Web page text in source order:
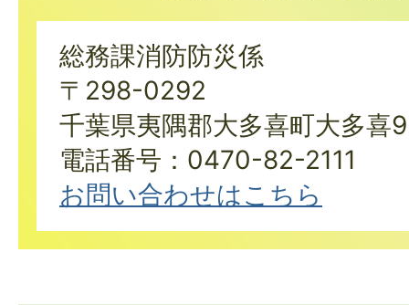
総務課消防防災係
〒298-0292
千葉県夷隅郡大多喜町大多喜
電話番号：0470-82-2111
お問い合わせはこちら